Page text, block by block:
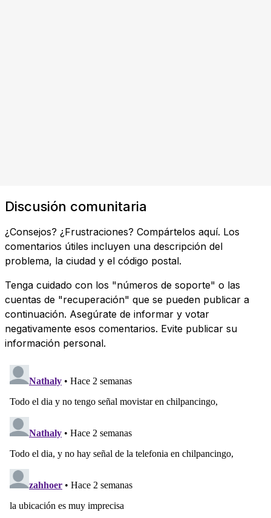
Discusión comunitaria
¿Consejos? ¿Frustraciones? Compártelos aquí. Los
comentarios útiles incluyen una descripción del
problema, la ciudad y el código postal.
Tenga cuidado con los "números de soporte" o las
cuentas de "recuperación" que se pueden publicar a
continuación. Asegúrate de informar y votar
negativamente esos comentarios. Evite publicar su
información personal.